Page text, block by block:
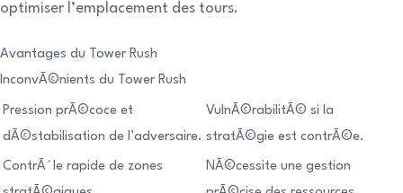
optimiser l’emplacement des tours.
Avantages du Tower Rush
InconvÃ©nients du Tower Rush
Pression prÃ©coce et
dÃ©stabilisation de l’adversaire.
VulnÃ©rabilitÃ© si la
stratÃ©gie est contrÃ©e.
ContrÃ´le rapide de zones
NÃ©cessite une gestion